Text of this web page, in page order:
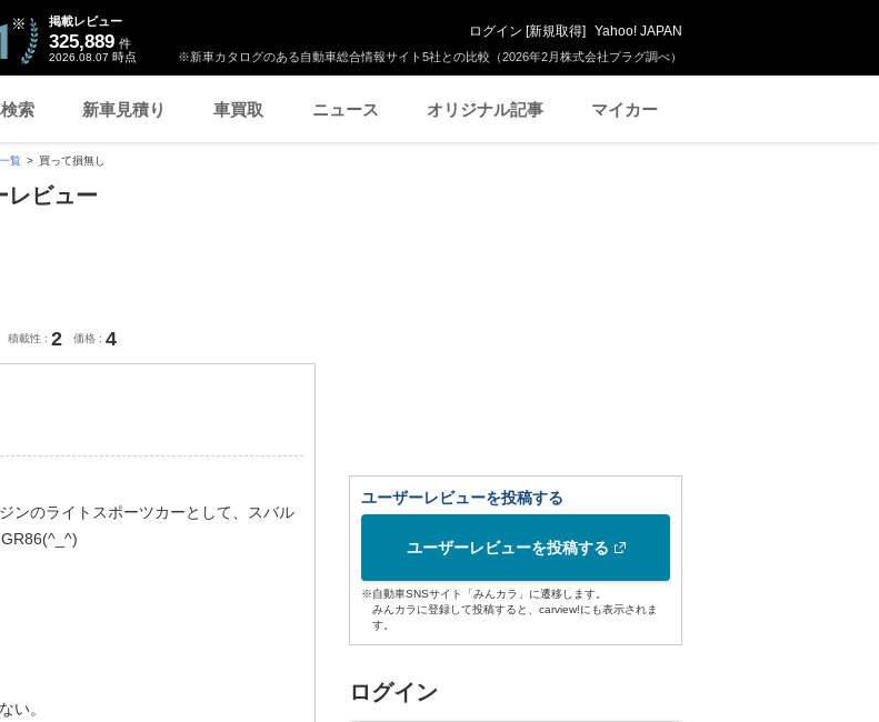
※新車カタログのある自動車総合情報サイト5社との比較（2026年2月株式会社プラグ調べ）
掲載レビュー
325,889 件
2026.08.07 時点
ログイン [新規取得] Yahoo! JAPAN
索 新車見積り 車買取 ニュース オリジナル記事 マイカー
覧 買って損無し
レビュー
積載性 2 価格 4
ンのライトスポーツカーとして、スバル
い。
ユーザーレビューを投稿する
ユーザーレビューを投稿する
※自動車SNSサイト「みんカラ」に遷移します。
みんカラに登録して投稿すると、carview!にも表示されま
す。
ログイン